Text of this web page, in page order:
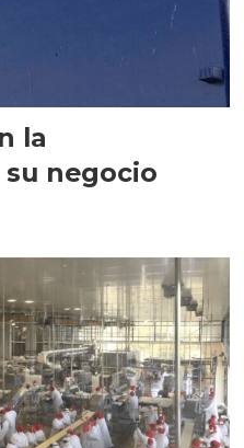
la
negocio